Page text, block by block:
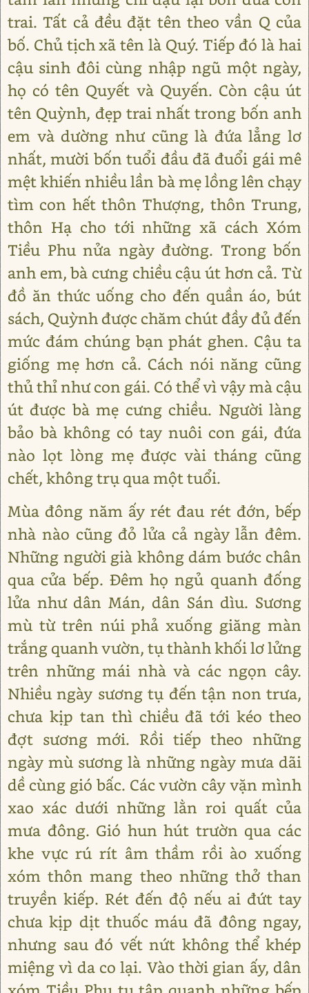
trai. Tất cả đều đặt tên theo vần Q của
bố. Chủ tịch xã tên là Quý. Tiếp đó là hai
cậu sinh đôi cùng nhập ngũ một ngày,
họ có tên Quyết và Quyến. Còn cậu út
tên Quỳnh, đẹp trai nhất trong bốn anh
em và dường như cũng là đứa lẳng lơ
nhất, mười bốn tuổi đầu đã đuổi gái mê
mệt khiến nhiều lần bà mẹ lồng lên chạy
tìm con hết thôn Thượng, thôn Trung,
thôn Hạ cho tới những xã cách Xóm
Tiều Phu nửa ngày đường. Trong bốn
anh em, bà cưng chiều cậu út hơn cả. Từ
đồ ăn thức uống cho đến quần áo, bút
sách, Quỳnh được chăm chút đầy đủ đến
mức đám chúng bạn phát ghen. Cậu ta
giống mẹ hơn cả. Cách nói năng cũng
thủ thỉ như con gái. Có thể vì vậy mà cậu
út được bà mẹ cưng chiều. Người làng
bảo bà không có tay nuôi con gái, đứa
nào lọt lòng mẹ được vài tháng cũng
chết, không trụ qua một tuổi.
Mùa đông năm ấy rét đau rét đớn, bếp
nhà nào cũng đỏ lửa cả ngày lẫn đêm.
Những người già không dám bước chân
qua cửa bếp. Đêm họ ngủ quanh đống
lửa như dân Mán, dân Sán dìu. Sương
mù từ trên núi phả xuống giăng màn
trắng quanh vườn, tụ thành khối lơ lửng
trên những mái nhà và các ngọn cây.
Nhiều ngày sương tụ đến tận non trưa,
chưa kịp tan thì chiều đã tới kéo theo
đợt sương mới. Rồi tiếp theo những
ngày mù sương là những ngày mưa dãi
dề cùng gió bấc. Các vườn cây vặn mình
xao xác dưới những lằn roi quất của
mưa đông. Gió hun hút trườn qua các
khe vực rú rít âm thầm rồi ào xuống
xóm thôn mang theo những thở than
truyền kiếp. Rét đến độ nếu ai đứt tay
chưa kịp dịt thuốc máu đã đông ngay,
nhưng sau đó vết nứt không thể khép
miệng vì da co lại. Vào thời gian ấy, dân